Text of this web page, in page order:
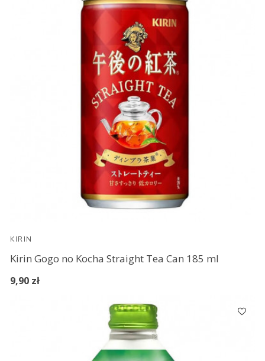
KIRIN
Kirin Gogo no Kocha Straight Tea Can 185 ml
9,90 zł